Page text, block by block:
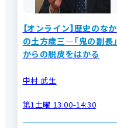
【オンライン】歴史のなか
の土方歳三―「鬼の副長」
からの脱皮をはかる
中村 武生
第1土曜 13:00-14:30